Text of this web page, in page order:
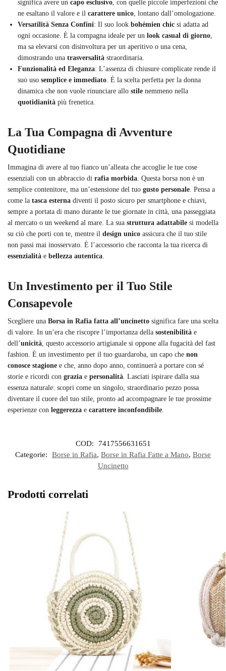
significa avere un capo esclusivo, con quelle piccole imperfezioni che
ne esaltano il valore e il carattere unico, lontano dall’omologazione.
Versatilità Senza Confini: Il suo look bohémien chic si adatta ad
ogni occasione. È la compagna ideale per un look casual di giorno,
ma sa elevarsi con disinvoltura per un aperitivo o una cena,
dimostrando una trasversalità straordinaria.
Funzionalità ed Eleganza: L’assenza di chiusure complicate rende il
suo uso semplice e immediato. È la scelta perfetta per la donna
dinamica che non vuole rinunciare allo stile nemmeno nella
quotidianità più frenetica.
La Tua Compagna di Avventure
Quotidiane
Immagina di avere al tuo fianco un’alleata che accoglie le tue cose
essenziali con un abbraccio di rafia morbida. Questa borsa non è un
semplice contenitore, ma un’estensione del tuo gusto personale. Pensa a
come la tasca esterna diventi il posto sicuro per smartphone e chiavi,
sempre a portata di mano durante le tue giornate in città, una passeggiata
al mercato o un weekend al mare. La sua struttura adattabile si modella
su ciò che porti con te, mentre il design unico assicura che il tuo stile
non passi mai inosservato. È l’accessorio che racconta la tua ricerca di
essenzialità e bellezza autentica.
Un Investimento per il Tuo Stile
Consapevole
Scegliere una Borsa in Rafia fatta all’uncinetto significa fare una scelta
di valore. In un’era che riscopre l’importanza della sostenibilità e
dell’unicità, questo accessorio artigianale si oppone alla fugacità del fast
fashion. È un investimento per il tuo guardaroba, un capo che non
conosce stagione e che, anno dopo anno, continuerà a portare con sé
storie e ricordi con grazia e personalità. Lasciati ispirare dalla sua
essenza naturale: scopri come un singolo, straordinario pezzo possa
diventare il cuore del tuo stile, pronto ad accompagnare le tue prossime
esperienze con leggerezza e carattere inconfondibile.
COD:
7417556631651
Categorie:
Borse in Rafia, Borse in Rafia Fatte a Mano, Borse
Uncinetto
Prodotti correlati